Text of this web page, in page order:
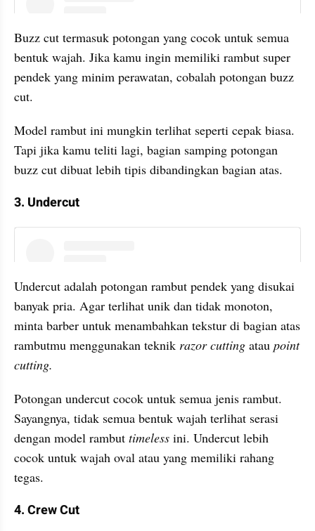
Buzz cut termasuk potongan yang cocok untuk semua
bentuk wajah. Jika kamu ingin memiliki rambut super
pendek yang minim perawatan, cobalah potongan buzz
cut.
Model rambut ini mungkin terlihat seperti cepak biasa.
Tapi jika kamu teliti lagi, bagian samping potongan
buzz cut dibuat lebih tipis dibandingkan bagian atas.
3. Undercut
Undercut adalah potongan rambut pendek yang disukai
banyak pria. Agar terlihat unik dan tidak monoton,
minta barber untuk menambahkan tekstur di bagian atas
rambutmu menggunakan teknik razor cutting atau point
cutting.
Potongan undercut cocok untuk semua jenis rambut.
Sayangnya, tidak semua bentuk wajah terlihat serasi
dengan model rambut timeless ini. Undercut lebih
cocok untuk wajah oval atau yang memiliki rahang
tegas.
4. Crew Cut